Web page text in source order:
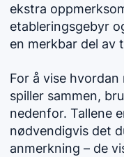
ekstra
etableringsgebyr
en merkbar del av
For å vise
spiller sammen,
nedenfor. Tallene
nødvendigvis det
anmerkning – de